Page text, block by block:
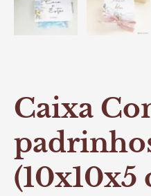
Caixa
(10x10x5